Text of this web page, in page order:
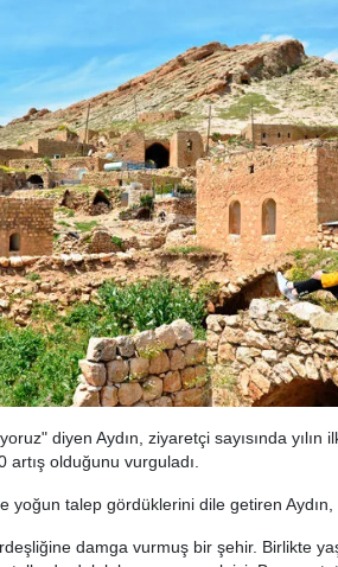
diyen Aydın, ziyaretçi sayısında yılın
olduğunu vurguladı.
yoğun talep gördüklerini dile getiren
damga vurmuş bir şehir. Birlikte